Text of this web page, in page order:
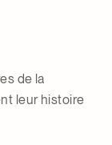
de la
leur histoire